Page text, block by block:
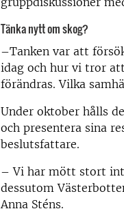
Tänka nytt om skog?
–Tanken var att
idag och hur vi tror
förändras. Vilka
Under oktober hålls
och presentera sina
beslutsfattare.
– Vi har mött stort
dessutom
Anna Sténs.